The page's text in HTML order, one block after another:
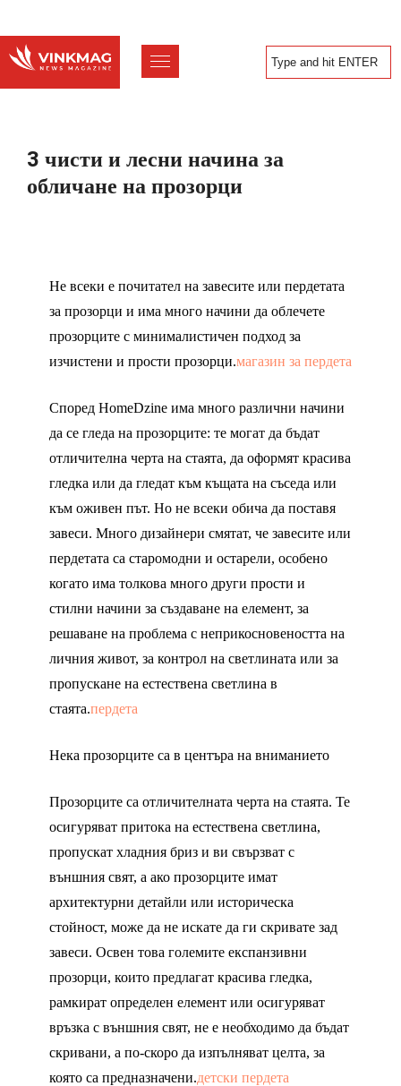
3 чисти и лесни начина за
обличане на прозорци
Не всеки е почитател на завесите или пердетата
за прозорци и има много начини да облечете
прозорците с минималистичен подход за
изчистени и прости прозорци.магазин за пердета
Според HomeDzine има много различни начини
да се гледа на прозорците: те могат да бъдат
отличителна черта на стаята, да оформят красива
гледка или да гледат към къщата на съседа или
към оживен път. Но не всеки обича да поставя
завеси. Много дизайнери смятат, че завесите или
пердетата са старомодни и остарели, особено
когато има толкова много други прости и
стилни начини за създаване на елемент, за
решаване на проблема с неприкосновеността на
личния живот, за контрол на светлината или за
пропускане на естествена светлина в
стаята.пердета
Нека прозорците са в центъра на вниманието
Прозорците са отличителната черта на стаята. Те
осигуряват притока на естествена светлина,
пропускат хладния бриз и ви свързват с
външния свят, а ако прозорците имат
архитектурни детайли или историческа
стойност, може да не искате да ги скривате зад
завеси. Освен това големите експанзивни
прозорци, които предлагат красива гледка,
рамкират определен елемент или осигуряват
връзка с външния свят, не е необходимо да бъдат
скривани, а по-скоро да изпълняват целта, за
която са предназначени.детски пердета